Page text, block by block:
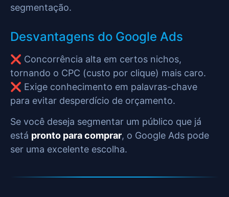
segmentação.
Desvantagens do Google Ads
❌ Concorrência alta em certos nichos,
tornando o CPC (custo por clique) mais caro.
❌ Exige conhecimento em palavras-chave
para evitar desperdício de orçamento.
Se você deseja segmentar um público que já
está pronto para comprar, o Google Ads pode
ser uma excelente escolha.